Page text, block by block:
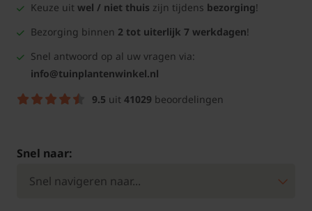
Keuze uit wel / niet thuis zijn tijdens bezorging!
Bezorging binnen 2 tot uiterlijk 7 werkdagen!
Snel antwoord op al uw vragen via:
info@tuinplantenwinkel.nl
9.5 uit 41029 beoordelingen
Snel naar: